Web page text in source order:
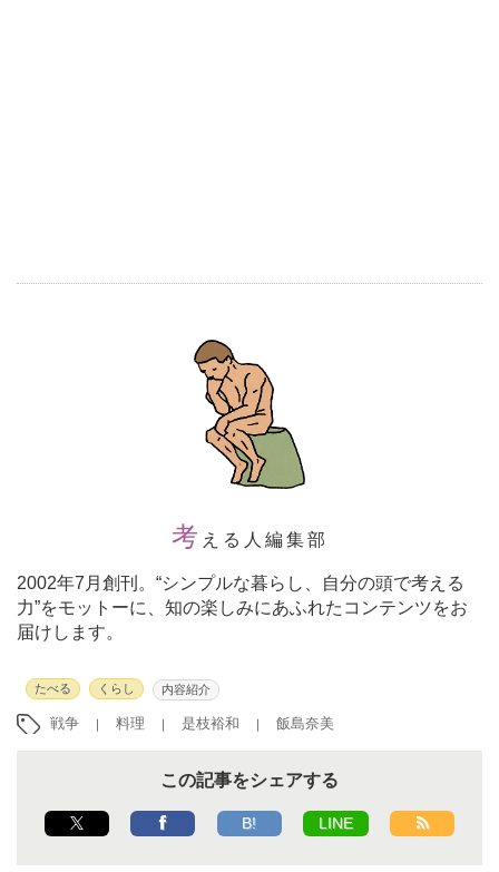
考 える人編集部
2002年7月創刊。“シンプルな暮らし、自分の頭で考える
力”をモットーに、知の楽しみにあふれたコンテンツをお
届けします。
たべる くらし 内容紹介
戦争 料理 是枝裕和 飯島奈美
この記事をシェアする
B! LINE